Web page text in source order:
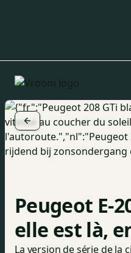
Peugeot E-
elle est là,
La version de série de la